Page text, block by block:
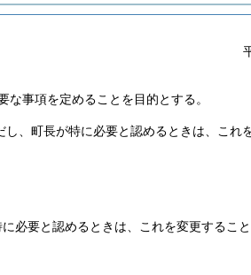
な事項を定めることを目的とする。
し、町長が特に必要と認めるときは、これ
必要と認めるときは、これを変更すること